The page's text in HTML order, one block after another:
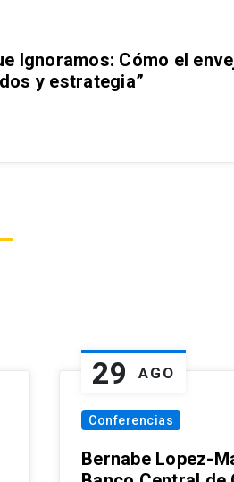
Ignoramos: Cómo el
y estrategia”
29 AGO
Conferencias
Bernabe Lopez-